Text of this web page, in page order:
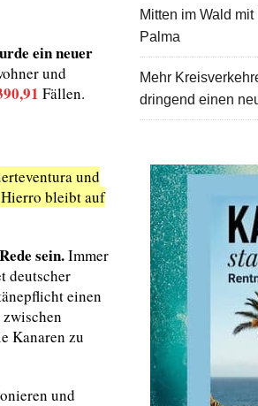
ein neuer
und
Fällen.
und
Hierro bleibt auf
sein.Immer
deutscher
einen
Kanaren zu
und
Mitten im Wald
Palma
Mehr
dringend einen